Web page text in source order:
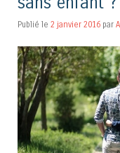
Publié le 2 janvier 2016 par